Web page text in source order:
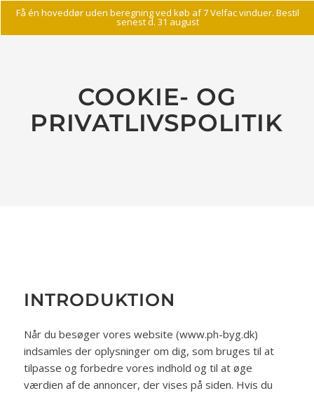
Få én hoveddør uden beregning ved køb af 7 Velfac vinduer. Bestil
senest d. 31 august
COOKIE- OG
PRIVATLIVSPOLITIK
INTRODUKTION
Når du besøger vores website (www.ph-byg.dk)
indsamles der oplysninger om dig, som bruges til at
tilpasse og forbedre vores indhold og til at øge
værdien af de annoncer, der vises på siden. Hvis du